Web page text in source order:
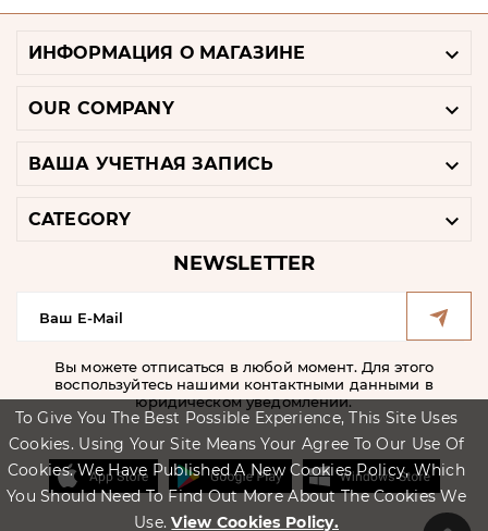
To Give You The Best Possible Experience, This Site Uses
Cookies. Using Your Site Means Your Agree To Our Use Of
Cookies. We Have Published A New Cookies Policy, Which
You Should Need To Find Out More About The Cookies We
Use.View Cookies Policy.
ИНФОРМАЦИЯ О МАГАЗИНЕ 
OUR COMPANY 
ВАША УЧЕТНАЯ ЗАПИСЬ 
CATEGORY 
NEWSLETTER
Вы можете отписаться в любой момент. Для этого
воспользуйтесь нашими контактными данными в
юридическом уведомлении.